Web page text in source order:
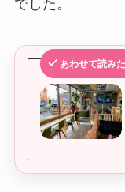
でした。
あわせて読み